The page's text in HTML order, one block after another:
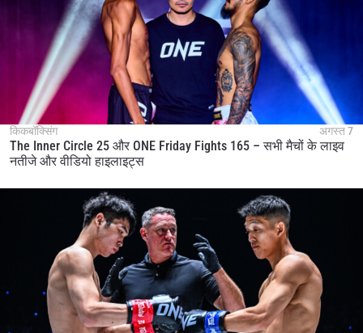
किकबॉक्सिंग अगस्त 7
The Inner Circle 25 और ONE Friday Fights 165 – सभी मैचों के लाइव
नतीजे और वीडियो हाइलाइट्स